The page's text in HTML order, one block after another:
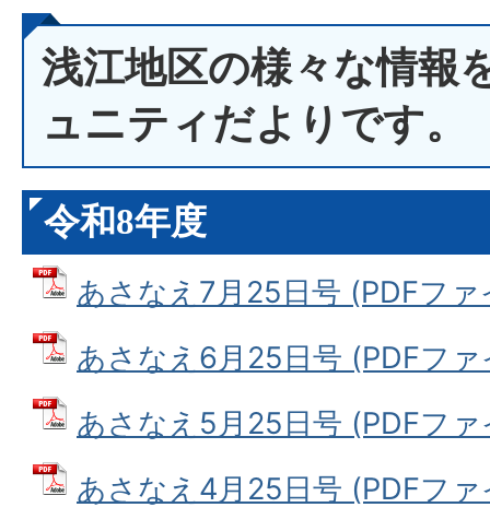
浅江地区の様々な情報
ュニティだよりです。
令和8年度
あさなえ7月25日号 (PDFフ
あさなえ6月25日号 (PDFフ
あさなえ5月25日号 (PDFファ
あさなえ4月25日号 (PDFフ